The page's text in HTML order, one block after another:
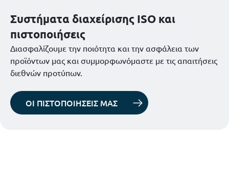
Συστήματα διαχείρισης ISO και
πιστοποιήσεις
Διασφαλίζουμε την ποιότητα και την ασφάλεια των
προϊόντων μας και συμμορφωνόμαστε με τις απαιτήσεις
διεθνών προτύπων.
ΟΙ ΠΙΣΤΟΠΟΙΗΣΕΙΣ ΜΑΣ